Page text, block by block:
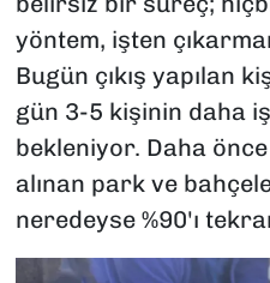
yöntem, işten
Bugün çıkış yapılan
gün 3-5 kişinin daha
bekleniyor. Daha önce
alınan park ve
neredeyse %90'ı